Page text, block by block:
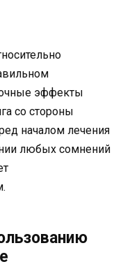
эффекты
со стороны
началом лечения
любых сомнений